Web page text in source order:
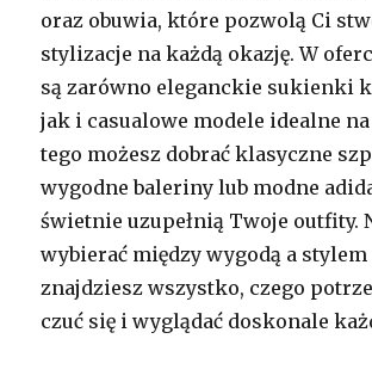
oraz obuwia, które pozwolą Ci
stylizacje na każdą okazję. W
są zarówno eleganckie sukienki
jak i casualowe modele idealne
tego możesz dobrać klasyczne
wygodne baleriny lub modne
świetnie uzupełnią Twoje outfity.
wybierać między wygodą a
znajdziesz wszystko, czego
czuć się i wyglądać doskonale